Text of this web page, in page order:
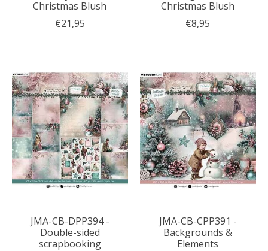
Christmas Blush
€21,95
Christmas Blush
€8,95
JMA-CB-DPP394 -
Double-sided
scrapbooking
JMA-CB-CPP391 -
Backgrounds &
Elements